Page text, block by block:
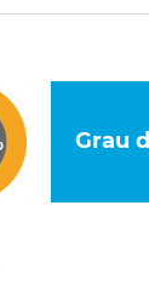
Grau